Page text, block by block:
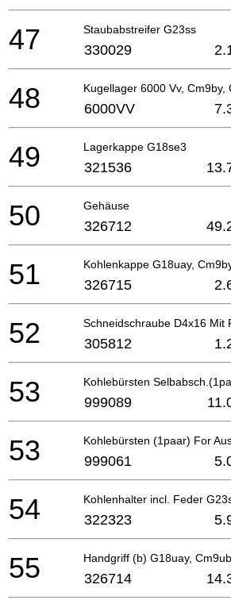
Staubabstreifer G23ss
47 330029
Kugellager 6000 Vv, Cm9by,
48 6000VV
Lagerkappe G18se3
49 321536
Gehäuse
50 326712
Kohlenkappe G18uay,
51 326715
Schneidschraube D4x16 Mit
52 305812
Kohlebürsten
53 999089
Kohlebürsten (1paar) For
53 999061
Kohlenhalter incl. Feder
54 322323
Handgriff (b) G18uay,
55 326714